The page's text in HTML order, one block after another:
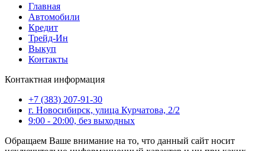
Главная
Автомобили
Кредит
Трейд-Ин
Выкуп
Контакты
Контактная информация
+7 (383) 207-91-30
г. Новосибирск, улица Курчатова, 2/2
9:00 - 20:00, без выходных
Обращаем Ваше внимание на то, что данный сайт носит